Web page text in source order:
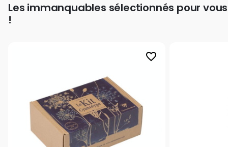
Les immanquables sélectionnés pour vous
!
favorite_border